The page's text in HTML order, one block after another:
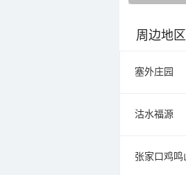
周边地区
塞外庄园
沽水福源